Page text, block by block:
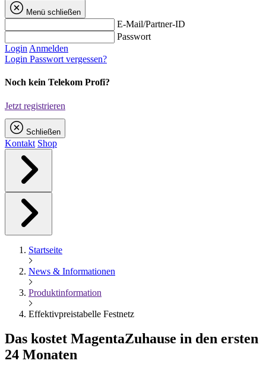
Menü schließen
E-Mail/Partner-ID
Passwort
Login Anmelden
Login Passwort vergessen?
Noch kein Telekom Profi?
Jetzt registrieren
Schließen
Kontakt Shop
Startseite
News & Informationen
Produktinformation
Effektivpreistabelle Festnetz
Das kostet MagentaZuhause in den ersten
24 Monaten